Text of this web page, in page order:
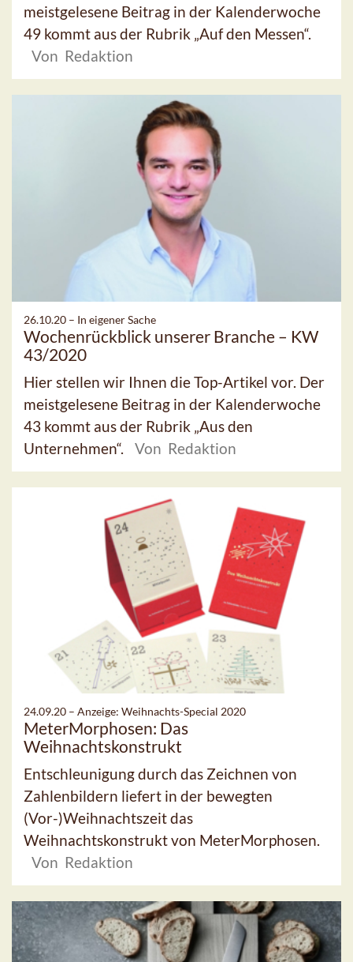
meistgelesene Beitrag in der Kalenderwoche
49 kommt aus der Rubrik „Auf den Messen“.
Von Redaktion
26.10.20 – In eigener Sache
Wochenrückblick unserer Branche – KW
43/2020
Hier stellen wir Ihnen die Top-Artikel vor. Der
meistgelesene Beitrag in der Kalenderwoche
43 kommt aus der Rubrik „Aus den
Unternehmen“.
Von Redaktion
24.09.20 – Anzeige: Weihnachts-Special 2020
MeterMorphosen: Das
Weihnachtskonstrukt
Entschleunigung durch das Zeichnen von
Zahlenbildern liefert in der bewegten
(Vor-)Weihnachtszeit das
Weihnachtskonstrukt von MeterMorphosen.
Von Redaktion